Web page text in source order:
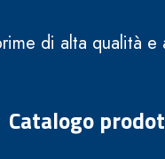
di alta qualità e
Catalogo